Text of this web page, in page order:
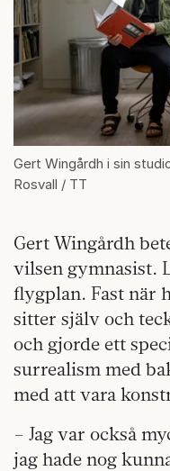
Gert Wingårdh i sin
Rosvall / TT
Gert Wingårdh
vilsen gymnasist.
flygplan. Fast när
sitter själv och
och gjorde ett
surrealism med
med att vara
– Jag var också
jag hade nog